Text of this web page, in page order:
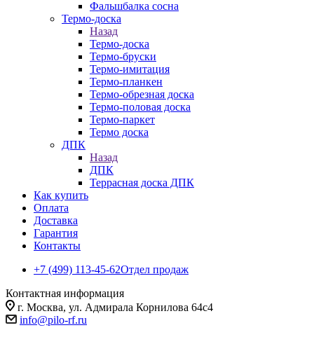
Фальшбалка сосна
Термо-доска
Назад
Термо-доска
Термо-бруски
Термо-имитация
Термо-планкен
Термо-обрезная доска
Термо-половая доска
Термо-паркет
Термо доска
ДПК
Назад
ДПК
Террасная доска ДПК
Как купить
Оплата
Доставка
Гарантия
Контакты
+7 (499) 113-45-62Отдел продаж
Контактная информация
г. Москва, ул. Адмирала Корнилова 64с4
info@pilo-rf.ru